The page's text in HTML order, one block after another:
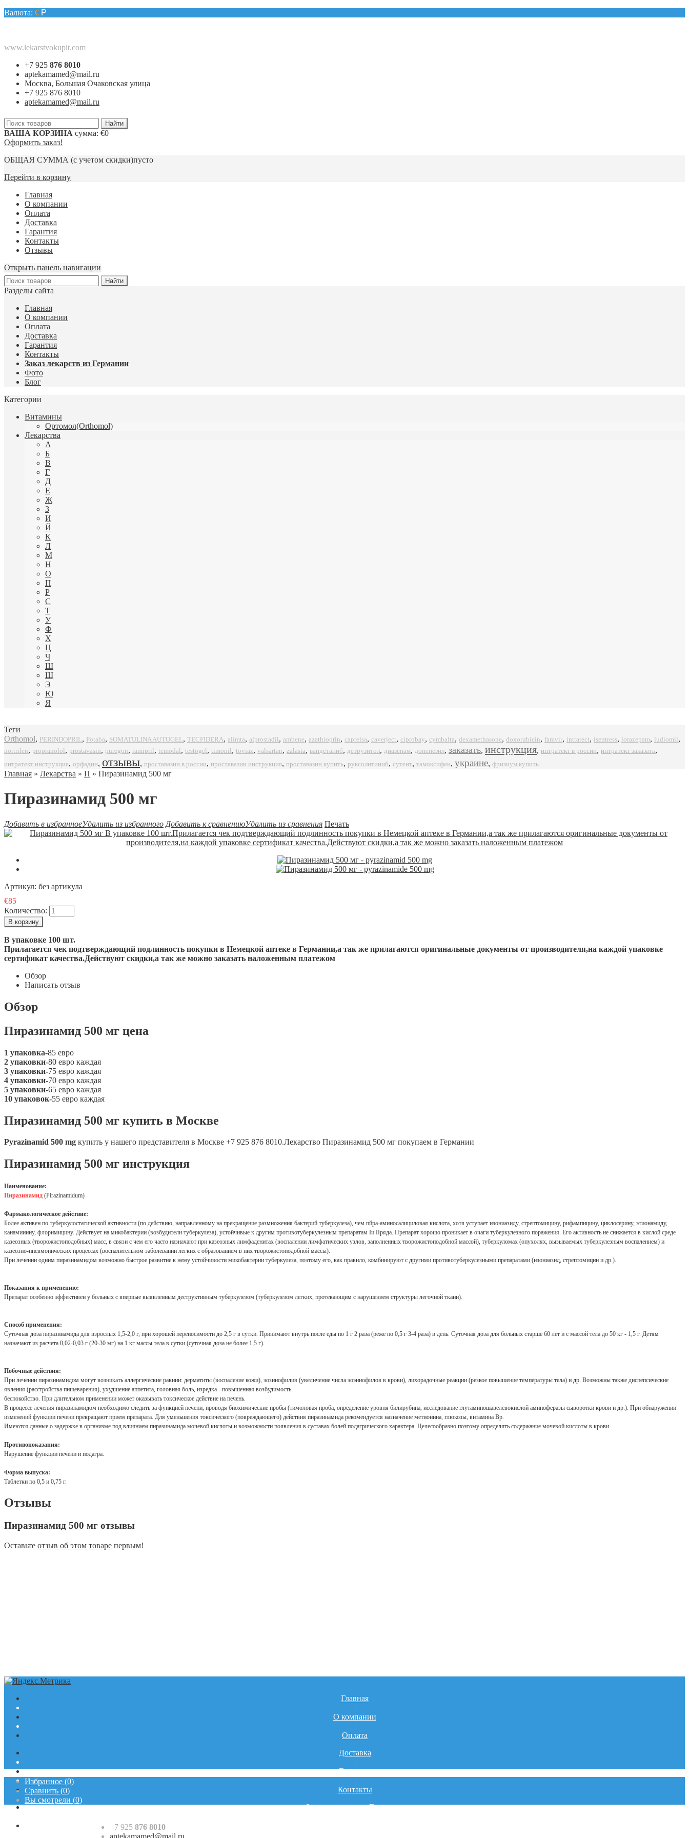
Валюта: € Р
www.lekarstvokupit.com
+7 925 876 8010
aptekamamed@mail.ru
Москва, Большая Очаковская улица
+7 925 876 8010
aptekamamed@mail.ru
ВАША КОРЗИНА сумма: €0
Оформить заказ!
ОБЩАЯ СУММА (с учетом скидки)пусто
Перейти в корзину
Главная
О компании
Оплата
Доставка
Гарантия
Контакты
Отзывы
Открыть панель навигации
Разделы сайта
Главная
О компании
Оплата
Доставка
Гарантия
Контакты
Заказ лекарств из Германии
Фото
Блог
Категории
Витамины
Ортомол(Orthomol)
Лекарства
А
Б
В
Г
Д
Е
Ж
З
И
Й
К
Л
М
Н
О
П
Р
С
Т
У
Ф
Х
Ц
Ч
Ш
Щ
Э
Ю
Я
Теги
Orthomol, PERINDOPRIL, Potaba, SOMATULINA AUTOGEL, TECFIDERA, alimta, alprostadil, ambene, azathioprin, caprelsa, caverject, ciprobay, cymbalta, dexamethasone, doxorubicin, famvir, intratect, isentress, lorazepam, ludiomil,
nortrilen, propranolol, prostavasin, puregon, ramipril, temodal , testogel , timonil, toviaz, valsartan, zalasta, вандетаниб, детрузитол, диазепам, донепезил, заказать, инструкция, интратект в россии, интратект заказать,
интратект инструкция, орфадин, отзывы, проставазин в россии, проставазин инструкция, проставазин купить, руксолитиниб, сутент, тамоксифен, украине, фризиум купить
Главная » Лекарства » П » Пиразинамид 500 мг
Пиразинамид 500 мг
Добавить в избранноеУдалить из избранного Добавить к сравнениюУдалить из сравнения Печать
Артикул: без артикула
€85
Количество:
В упаковке 100 шт.
Прилагается чек подтверждающий подлинность покупки в Немецкой аптеке в Германии,а так же прилагаются оригинальные документы от производителя,на каждой упаковке
сертификат качества.Действуют скидки,а так же можно заказать наложенным платежом
Обзор
Написать отзыв
Обзор
Пиразинамид 500 мг цена
1 упаковка-85 евро
2 упаковки-80 евро каждая
3 упаковки-75 евро каждая
4 упаковки-70 евро каждая
5 упаковки-65 евро каждая
10 упаковок-55 евро каждая
Пиразинамид 500 мг купить в Москве
Pyrazinamid 500 mg купить у нашего представителя в Москве +7 925 876 8010.Лекарство Пиразинамид 500 мг покупаем в Германии
Пиразинамид 500 мг инструкция
Наименование:
Пиразинамид (Pirazinamidum)
Фармакологическое действие:
Более активен по туберкулостатической активности (по действию, направленному на прекращение размножения бактерий туберкулеза), чем пйра-аминосалициловая кислота, хотя уступает изониазиду, стрептомицину, рифампицину, циклосерину, этионамиду,
канамииину, флоримицину. Действует на микобактерии (возбудители туберкулеза), устойчивые к другим противотуберкулезным препаратам Iи IIряда. Препарат хорошо проникает в очаги туберкулезного поражения. Его активность не снижается в кислой среде
казеозных (творожистоподобных) масс, в связи с чем его часто назначают при казеозных лимфаденитах (воспалении лимфатических узлов, заполненных творожистоподобной массой), туберкуломах (опухолях, вызываемых туберкулезным воспалением) и
казеозно-пневмонических процессах (воспалительном заболевании легких с образованием в них творожистоподобной массы).
При лечении одним пиразинамидом возможно быстрое развитие к нему устойчивости микобактерии туберкулеза, поэтому его, как правило, комбинируют с другими противотуберкулезными препаратами (изониазид, стрептомицин и др.).
Показания к применению:
Препарат особенно эффективен у больных с впервые выявленным деструктивным туберкулезом (туберкулезом легких, протекающим с нарушением структуры легочной ткани).
Способ применения:
Суточная доза пиразинамида для взрослых 1,5-2,0 г, при хорошей переносимости до 2,5 г в сутки. Принимают внутрь после еды по 1 г 2 раза (реже по 0,5 г 3-4 раза) в день. Суточная доза для больных старше 60 лет и с массой тела до 50 кг - 1,5 г. Детям
назначают из расчета 0,02-0,03 г (20-30 мг) на 1 кг массы тела в сутки (суточная доза не более 1,5 г).
Побочные действия:
При лечении пиразинамидом могут возникать аллергические ракиии: дерматиты (воспаление кожи), эозинофилия (увеличение числа эоэинофилов в крови), лихорадочные реакции (резкое повышение температуры тела) и др. Возможны также диспепсические
явления (расстройства пищеварения), ухудшение аппетита, головная боль, изредка - повышенная возбудимость.
беспокойство. При длительном применении может оказывать токсическое действие на печень.
В процессе лечения пиразинамидом необходимо следить за функцией печени, проводя биохимические пробы (тимоловая проба, определение уровня билирубина, исследование глутаминошавелевокислой аминоферазы сыворотки крови и др.). При обнаружении
изменений функции печени прекращают прием препарата. Для уменьшения токсического (повреждающего) действия пиразинамида рекомендуется назначение метионина, глюкозы, витамина Вр.
Имеются данные о задержке в организме под влиянием пиразинамида мочевой кислоты и возможности появления в суставах болей подагрического характера. Целесообразно поэтому определять содержание мочевой кислоты в крови.
Противопоказания:
Нарушение функции печени и подагра.
Форма выпуска:
Таблетки по 0,5 и 0,75 г.
Отзывы
Пиразинамид 500 мг отзывы
Оставьте отзыв об этом товаре первым!
Главная
|
О компании
|
Оплата
Доставка
|
Гарантия
|
Контакты
Заказ лекарств из Германии
Избранное (0)
Сравнить (0)
Вы смотрели (0)
+7 925 876 8010
aptekamamed@mail.ru